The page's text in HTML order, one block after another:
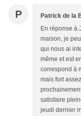
P Patrick de la
En réponse à
maison, je
qui nous ai
même et est
correspond à
mais fort
satisfaire
jeudi dernier